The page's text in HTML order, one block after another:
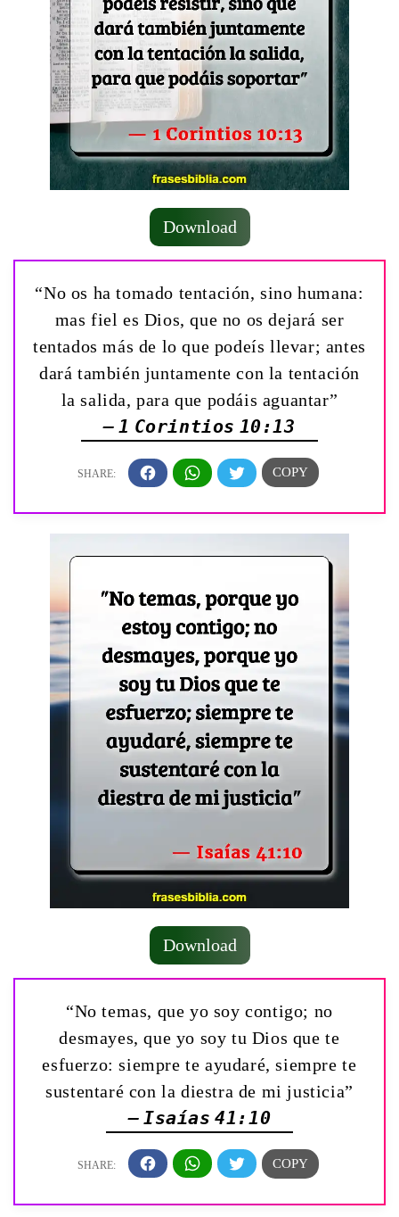
Download
“No os ha tomado tentación, sino humana:
mas fiel es Dios, que no os dejará ser
tentados más de lo que podeís llevar; antes
dará también juntamente con la tentación
la salida, para que podáis aguantar”
— 1 Corintios 10:13
Download
“No temas, que yo soy contigo; no
desmayes, que yo soy tu Dios que te
esfuerzo: siempre te ayudaré, siempre te
sustentaré con la diestra de mi justicia”
— Isaías 41:10